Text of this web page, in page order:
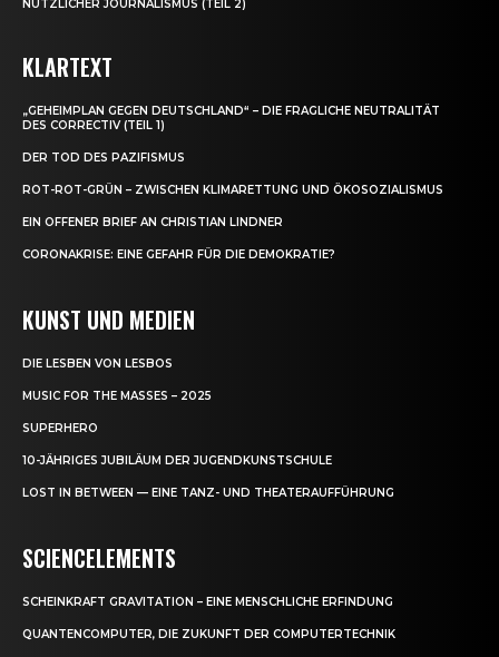
NÜTZLICHER JOURNALISMUS (TEIL 2)
KLARTEXT
„GEHEIMPLAN GEGEN DEUTSCHLAND“ – DIE FRAGLICHE NEUTRALITÄT
DES CORRECTIV (TEIL 1)
DER TOD DES PAZIFISMUS
ROT-ROT-GRÜN – ZWISCHEN KLIMARETTUNG UND ÖKOSOZIALISMUS
EIN OFFENER BRIEF AN CHRISTIAN LINDNER
CORONAKRISE: EINE GEFAHR FÜR DIE DEMOKRATIE?
KUNST UND MEDIEN
DIE LESBEN VON LESBOS
MUSIC FOR THE MASSES – 2025
SUPERHERO
10-JÄHRIGES JUBILÄUM DER JUGENDKUNSTSCHULE
LOST IN BETWEEN — EINE TANZ- UND THEATERAUFFÜHRUNG
SCIENCELEMENTS
SCHEINKRAFT GRAVITATION – EINE MENSCHLICHE ERFINDUNG
QUANTENCOMPUTER, DIE ZUKUNFT DER COMPUTERTECHNIK